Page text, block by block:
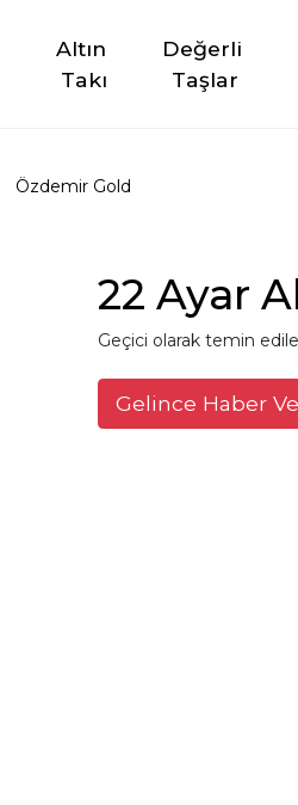
Altın
Takı
Değerli
Taşlar
Özdemir Gold
22 Ayar
Geçici olarak temin
Gelince Haber